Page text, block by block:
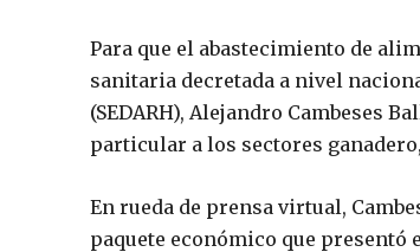
Para que el abastecimiento de
sanitaria decretada a nivel
(SEDARH), Alejandro Cambeses
particular a los sectores
En rueda de prensa virtual,
paquete económico que presentó